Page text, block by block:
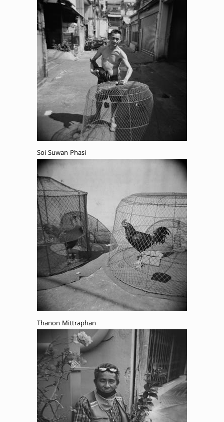
Soi Suwan Phasi
Thanon Mittraphan